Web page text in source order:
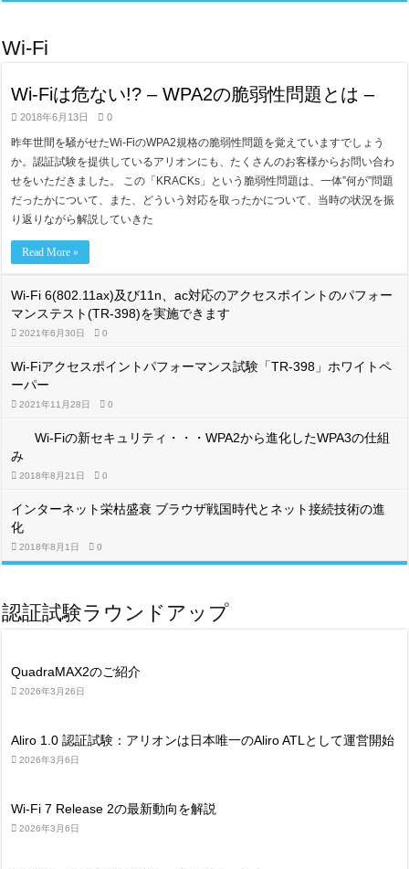
Wi-Fi
Wi-Fiは危ない!? – WPA2の脆弱性問題とは –
2018年6月13日 0
昨年世間を騒がせたWi-FiのWPA2規格の脆弱性問題を覚えていますでしょう
か。認証試験を提供しているアリオンにも、たくさんのお客様からお問い合わ
せをいただきました。 この「KRACKs」という脆弱性問題は、一体”何が”問題
だったかについて、また、どういう対応を取ったかについて、当時の状況を振
り返りながら解説していきた
Read More »
Wi-Fi 6(802.11ax)及び11n、ac対応のアクセスポイントのパフォー
マンステスト(TR-398)を実施できます
2021年6月30日 0
Wi-Fiアクセスポイントパフォーマンス試験「TR-398」ホワイトペ
ーパー
2021年11月28日 0
Wi-Fiの新セキュリティ・・・WPA2から進化したWPA3の仕組
み
2018年8月21日 0
インターネット栄枯盛衰 ブラウザ戦国時代とネット接続技術の進
化
2018年8月1日 0
認証試験ラウンドアップ
QuadraMAX2のご紹介
2026年3月26日
Aliro 1.0 認証試験：アリオンは日本唯一のAliro ATLとして運営開始
2026年3月6日
Wi-Fi 7 Release 2の最新動向を解説
2026年3月6日